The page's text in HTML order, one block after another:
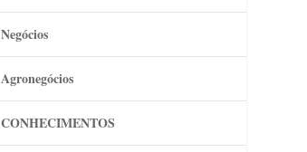
Negócios
Agronegócios
CONHECIMENTOS